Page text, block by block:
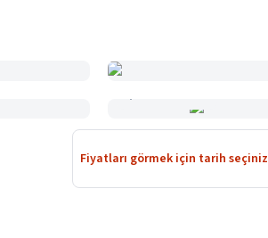
Fiyatları görmek için tarih seçiniz